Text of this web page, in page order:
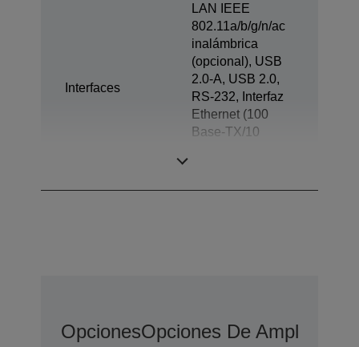
Interfaces
LAN IEEE
802.11a/b/g/n/ac
inalámbrica
(opcional), USB
2.0-A, USB 2.0,
RS-232, Interfaz
Ethernet (100
Base-TX/10
OpcionesOpciones De Ampliación